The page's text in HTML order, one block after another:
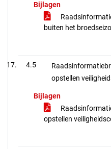
Bijlagen
buiten het
4.5
opstellen
Bijlagen
opstellen